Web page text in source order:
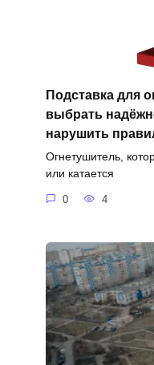
Подставка для
выбрать
нарушить
Огнетушитель,
или катается
0 4